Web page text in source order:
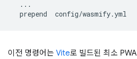
prepend
이전 명령어는 Vite로 빌드된 최소